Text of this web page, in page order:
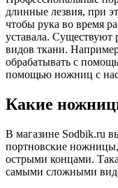
длинные лезвия, при
чтобы рука во время
уставала. Существуют
видов ткани.
обрабатывать с
помощью ножниц с
Какие
В магазине Sodbik.ru
портновские
острыми концами.
самыми сложными